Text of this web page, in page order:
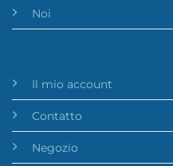
Noi
Il mio account
Contatto
Negozio